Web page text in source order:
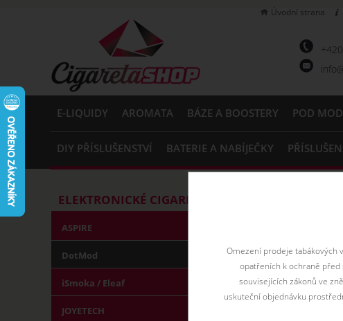
+420
E-LIQUIDY AROMATA BÁZE A BOOSTERY POD
DIY PŘÍSLUŠENSTVÍ BATERIE A NABÍJEČKY
Úvodní strana
DotMod
DotStick je luxusní a
režimem Bypass).
2,0ml, jednoduché
ELEKTRONICKÉ CIGARETY
ASPIRE
DotMod
iSmoka / Eleaf
JOYETECH
Omezení prodeje tabákových
opatřeních k ochraně před
souvisejících zákonů ve
uskuteční objednávku